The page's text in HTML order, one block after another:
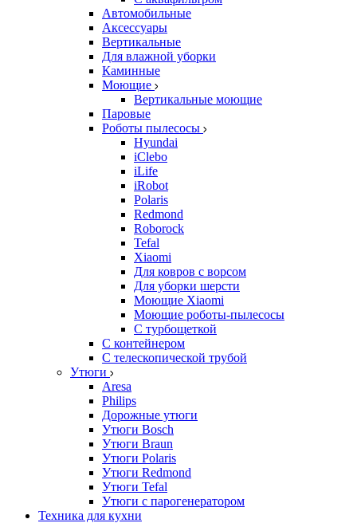
Автомобильные
Аксессуары
Вертикальные
Для влажной уборки
Каминные
Моющие
Вертикальные моющие
Паровые
Роботы пылесосы
Hyundai
iClebo
iLife
iRobot
Polaris
Redmond
Roborock
Tefal
Xiaomi
Для ковров с ворсом
Для уборки шерсти
Моющие Xiaomi
Моющие роботы-пылесосы
С турбощеткой
С контейнером
С телескопической трубой
Утюги
Aresa
Philips
Дорожные утюги
Утюги Bosch
Утюги Braun
Утюги Polaris
Утюги Redmond
Утюги Tefal
Утюги с парогенератором
Техника для кухни